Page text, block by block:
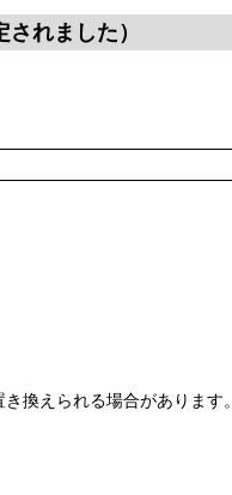
れました）
換えられる場合があります。